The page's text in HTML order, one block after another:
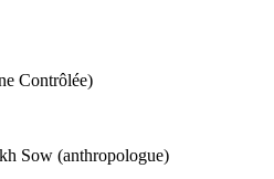
Contrôlée)
Sow (anthropologue)